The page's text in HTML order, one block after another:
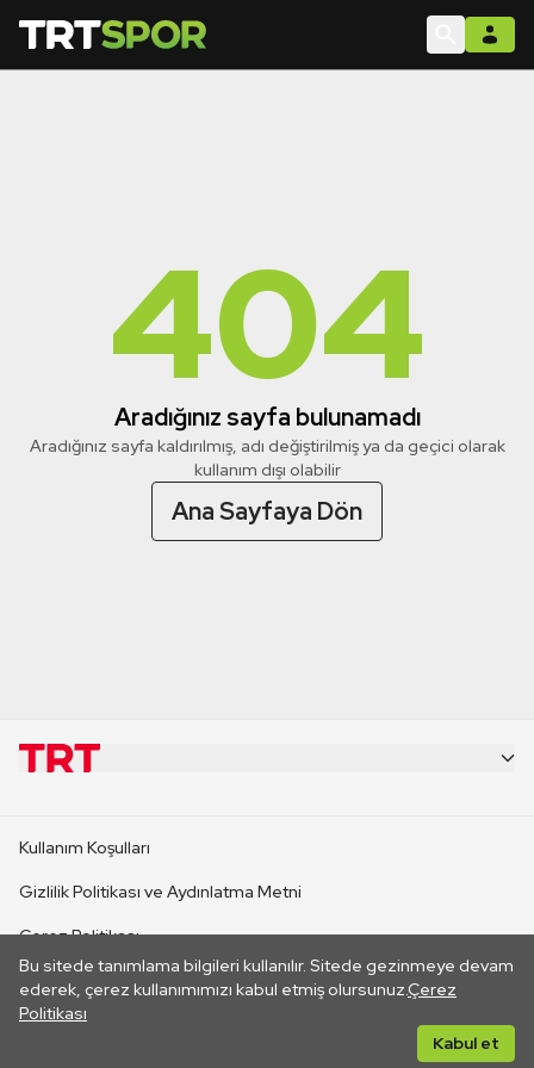
404
Aradığınız sayfa bulunamadı
Aradığınız sayfa kaldırılmış, adı değiştirilmiş ya da geçici olarak
kullanım dışı olabilir
Ana Sayfaya Dön
Bu sitede tanımlama bilgileri kullanılır. Sitede gezinmeye devam
ederek, çerez kullanımımızı kabul etmiş olursunuz.Çerez
Politikası
Kabul et
CANLI YAYINLAR
Kullanım Koşulları
Gizlilik Politikası ve Aydınlatma Metni
Çerez Politikası
İletişim
Her hakkı saklıdır. ©2026 TRT. Bağlantı yoluyla gidilen dış